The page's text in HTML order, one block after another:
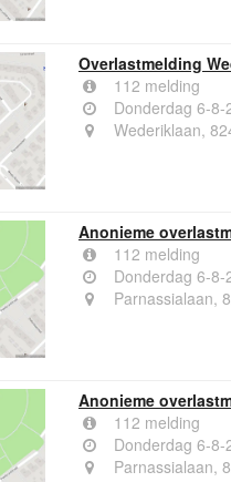
Overlastmelding
112 melding
Donderdag 6-
Wederiklaan,
Anonieme
112 melding
Donderdag 6-
Parnassialaan,
Anonieme
112 melding
Donderdag 6-
Parnassialaan,